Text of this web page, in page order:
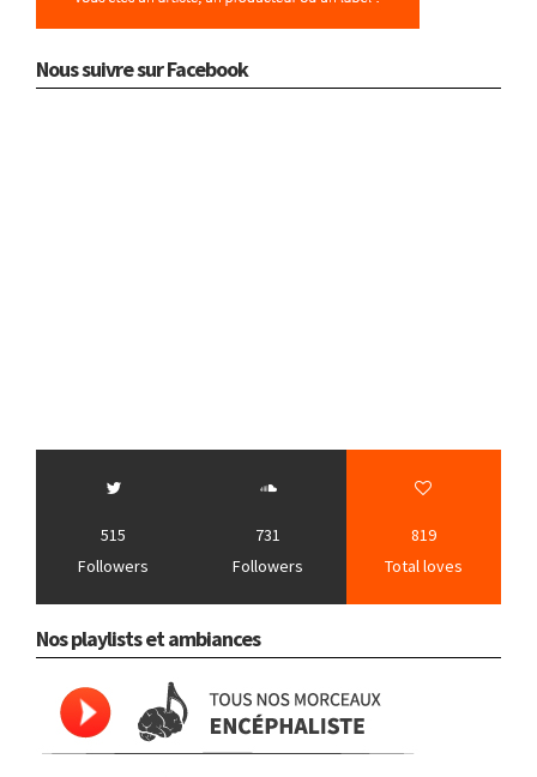
Nous suivre sur Facebook
515
Followers
731
Followers
819
Total loves
Nos playlists et ambiances